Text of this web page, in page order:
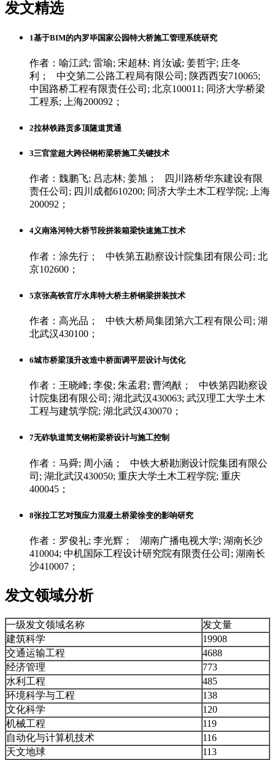
发文精选
1基于BIM的内罗毕国家公园特大桥施工管理系统研究
作者：喻江武; 雷瑜; 宋超林; 肖汝诚; 姜哲宇; 庄冬
利； 中交第二公路工程局有限公司; 陕西西安710065;
中国路桥工程有限责任公司; 北京100011; 同济大学桥梁
工程系; 上海200092；
2拉林铁路贡多顶隧道贯通
3三官堂超大跨径钢桁梁桥施工关键技术
作者：魏鹏飞; 吕志林; 姜旭； 四川路桥华东建设有限
责任公司; 四川成都610200; 同济大学土木工程学院; 上海
200092；
4义南洛河特大桥节段拼装箱梁快速施工技术
作者：涂先行； 中铁第五勘察设计院集团有限公司; 北
京102600；
5京张高铁官厅水库特大桥主桥钢梁拼装技术
作者：高光品； 中铁大桥局集团第六工程有限公司; 湖
北武汉430100；
6城市桥梁顶升改造中桥面调平层设计与优化
作者：王晓峰; 李俊; 朱孟君; 曹鸿猷； 中铁第四勘察设
计院集团有限公司; 湖北武汉430063; 武汉理工大学土木
工程与建筑学院; 湖北武汉430070；
7无砟轨道简支钢桁梁桥设计与施工控制
作者：马舜; 周小涵； 中铁大桥勘测设计院集团有限公
司; 湖北武汉430050; 重庆大学土木工程学院; 重庆
400045；
8张拉工艺对预应力混凝土桥梁徐变的影响研究
作者：罗俊礼; 李光辉； 湖南广播电视大学; 湖南长沙
410004; 中机国际工程设计研究院有限责任公司; 湖南长
沙410007；
发文领域分析
一级发文领域名称
发文量
建筑科学
19908
交通运输工程
4688
经济管理
773
水利工程
485
环境科学与工程
138
文化科学
120
机械工程
119
自动化与计算机技术
116
天文地球
113